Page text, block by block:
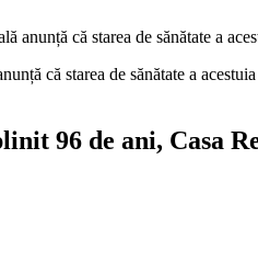
că starea de sănătate a
96 de ani, Casa